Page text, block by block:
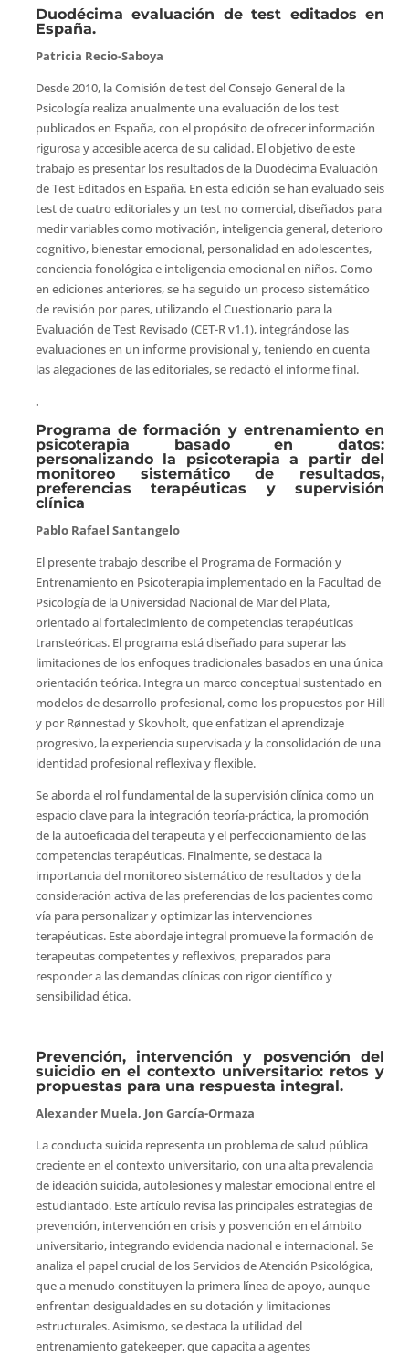
Duodécima evaluación de test editados en
España.
Patricia Recio-Saboya
Desde 2010, la Comisión de test del Consejo General de la
Psicología realiza anualmente una evaluación de los test
publicados en España, con el propósito de ofrecer información
rigurosa y accesible acerca de su calidad. El objetivo de este
trabajo es presentar los resultados de la Duodécima Evaluación
de Test Editados en España. En esta edición se han evaluado seis
test de cuatro editoriales y un test no comercial, diseñados para
medir variables como motivación, inteligencia general, deterioro
cognitivo, bienestar emocional, personalidad en adolescentes,
conciencia fonológica e inteligencia emocional en niños. Como
en ediciones anteriores, se ha seguido un proceso sistemático
de revisión por pares, utilizando el Cuestionario para la
Evaluación de Test Revisado (CET-R v1.1), integrándose las
evaluaciones en un informe provisional y, teniendo en cuenta
las alegaciones de las editoriales, se redactó el informe final.
.
Programa de formación y entrenamiento en
psicoterapia basado en datos:
personalizando la psicoterapia a partir del
monitoreo sistemático de resultados,
preferencias terapéuticas y supervisión
clínica
Pablo Rafael Santangelo
El presente trabajo describe el Programa de Formación y
Entrenamiento en Psicoterapia implementado en la Facultad de
Psicología de la Universidad Nacional de Mar del Plata,
orientado al fortalecimiento de competencias terapéuticas
transteóricas. El programa está diseñado para superar las
limitaciones de los enfoques tradicionales basados en una única
orientación teórica. Integra un marco conceptual sustentado en
modelos de desarrollo profesional, como los propuestos por Hill
y por Rønnestad y Skovholt, que enfatizan el aprendizaje
progresivo, la experiencia supervisada y la consolidación de una
identidad profesional reflexiva y flexible.
Se aborda el rol fundamental de la supervisión clínica como un
espacio clave para la integración teoría-práctica, la promoción
de la autoeficacia del terapeuta y el perfeccionamiento de las
competencias terapéuticas. Finalmente, se destaca la
importancia del monitoreo sistemático de resultados y de la
consideración activa de las preferencias de los pacientes como
vía para personalizar y optimizar las intervenciones
terapéuticas. Este abordaje integral promueve la formación de
terapeutas competentes y reflexivos, preparados para
responder a las demandas clínicas con rigor científico y
sensibilidad ética.
Prevención, intervención y posvención del
suicidio en el contexto universitario: retos y
propuestas para una respuesta integral.
Alexander Muela, Jon García-Ormaza
La conducta suicida representa un problema de salud pública
creciente en el contexto universitario, con una alta prevalencia
de ideación suicida, autolesiones y malestar emocional entre el
estudiantado. Este artículo revisa las principales estrategias de
prevención, intervención en crisis y posvención en el ámbito
universitario, integrando evidencia nacional e internacional. Se
analiza el papel crucial de los Servicios de Atención Psicológica,
que a menudo constituyen la primera línea de apoyo, aunque
enfrentan desigualdades en su dotación y limitaciones
estructurales. Asimismo, se destaca la utilidad del
entrenamiento gatekeeper, que capacita a agentes